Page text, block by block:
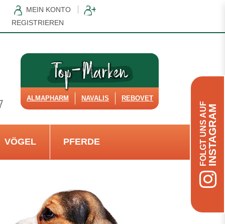
MEIN KONTO
REGISTRIEREN
ALMAPHARM NAVALIS REBOVET
VÖGEL PFERDE FOLGT UNS AUFINSTAGRAM